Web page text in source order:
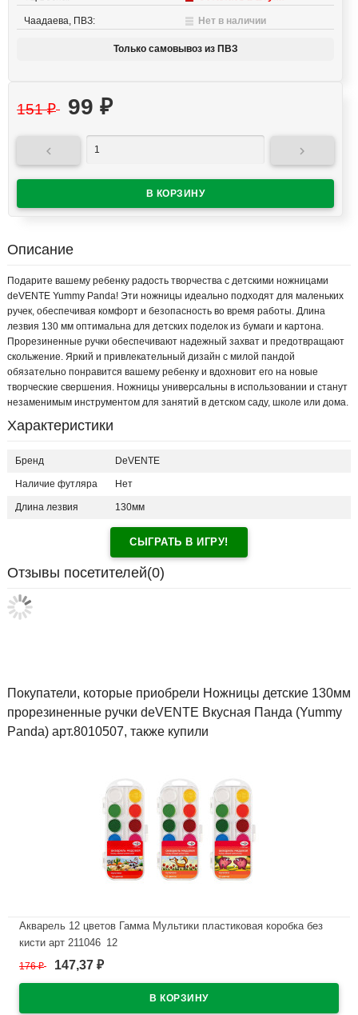
Чаадаева, ПВЗ: Нет в наличии
Только самовывоз из ПВЗ
151₽ 99 ₽
 
Описание
Подарите вашему ребенку радость творчества с детскими ножницами
deVENTE Yummy Panda! Эти ножницы идеально подходят для маленьких
ручек, обеспечивая комфорт и безопасность во время работы. Длина
лезвия 130 мм оптимальна для детских поделок из бумаги и картона.
Прорезиненные ручки обеспечивают надежный захват и предотвращают
скольжение. Яркий и привлекательный дизайн с милой пандой
обязательно понравится вашему ребенку и вдохновит его на новые
творческие свершения. Ножницы универсальны в использовании и станут
незаменимым инструментом для занятий в детском саду, школе или дома.
Характеристики
Бренд DeVENTE
Наличие футляра Нет
Длина лезвия 130мм
СЫГРАТЬ В ИГРУ!
Отзывы посетителей(0)
Покупатели, которые приобрели Ножницы детские 130мм
прорезиненные ручки deVENTE Вкусная Панда (Yummy
Panda) арт.8010507, также купили
Акварель 12 цветов Гамма Мультики пластиковая коробка без
кисти арт 211046_12
В наличии
176₽ 147,37 ₽